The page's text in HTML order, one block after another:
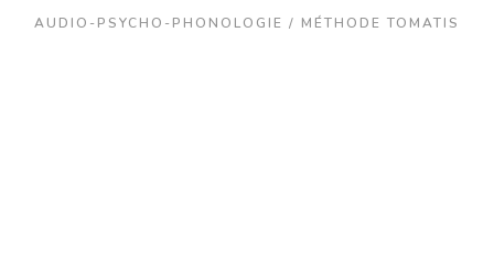
AUDIO-PSYCHO-PHONOLOGIE / MÉTHODE TOMATIS